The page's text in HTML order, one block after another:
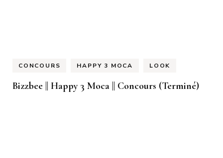
CONCOURS HAPPY 3 MOCA LOOK
Bizzbee || Happy 3 Moca || Concours (Terminé)